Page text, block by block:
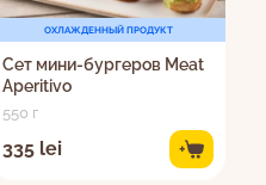
ОХЛАЖДЕННЫЙ ПРОДУКТ
Сет мини-бургеров Meat
Aperitivo
550 г
335 lei +